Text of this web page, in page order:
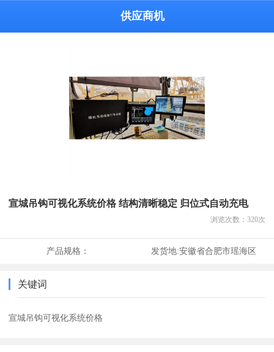
供应商机
宣城吊钩可视化系统价格 结构清晰稳定 归位式自动充电
浏览次数： 320次
产品规格： 发货地:安徽省合肥市瑶海区
关键词
宣城吊钩可视化系统价格